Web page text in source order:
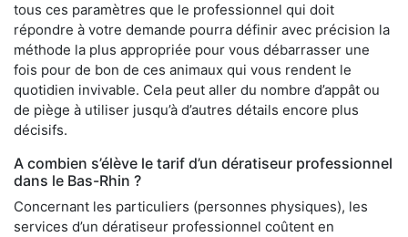
tous ces paramètres que le professionnel qui doit
répondre à votre demande pourra définir avec précision la
méthode la plus appropriée pour vous débarrasser une
fois pour de bon de ces animaux qui vous rendent le
quotidien invivable. Cela peut aller du nombre d’appât ou
de piège à utiliser jusqu’à d’autres détails encore plus
décisifs.
A combien s’élève le tarif d’un dératiseur professionnel
dans le Bas-Rhin ?
Concernant les particuliers (personnes physiques), les
services d’un dératiseur professionnel coûtent en